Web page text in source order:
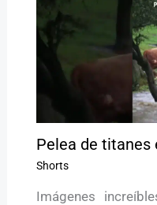
Pelea de titanes
Shorts
Imágenes